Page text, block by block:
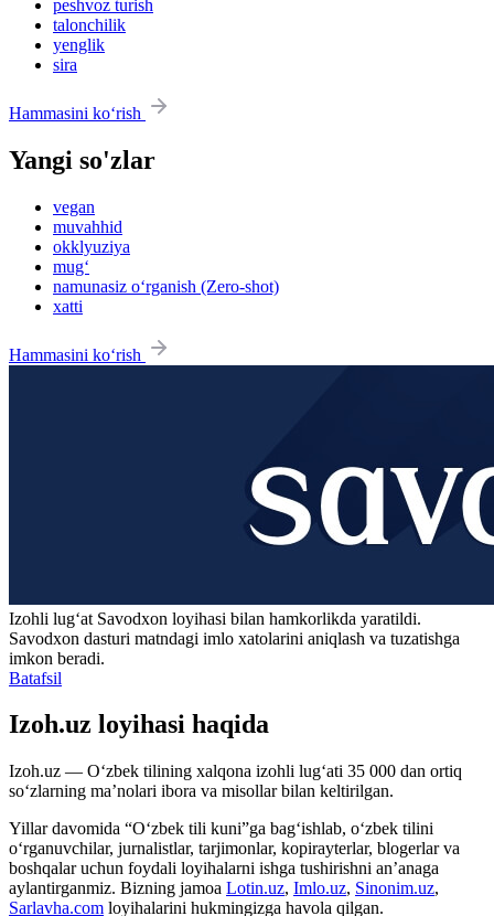
peshvoz turish
talonchilik
yenglik
sira
Hammasini ko‘rish
Yangi so'zlar
vegan
muvahhid
okklyuziya
mug‘
namunasiz o‘rganish (Zero-shot)
xatti
Hammasini ko‘rish
Izohli lugʻat Savodxon loyihasi bilan hamkorlikda yaratildi.
Savodxon dasturi matndagi imlo xatolarini aniqlash va tuzatishga
imkon beradi.
Batafsil
Izoh.uz loyihasi haqida
Izoh.uz — O‘zbek tilining xalqona izohli lug‘ati 35 000 dan ortiq
so‘zlarning ma’nolari ibora va misollar bilan keltirilgan.
Yillar davomida “O‘zbek tili kuni”ga bag‘ishlab, o‘zbek tilini
o‘rganuvchilar, jurnalistlar, tarjimonlar, kopirayterlar, blogerlar va
boshqalar uchun foydali loyihalarni ishga tushirishni an’anaga
aylantirganmiz. Bizning jamoa Lotin.uz, Imlo.uz, Sinonim.uz,
Sarlavha.com loyihalarini hukmingizga havola qilgan.